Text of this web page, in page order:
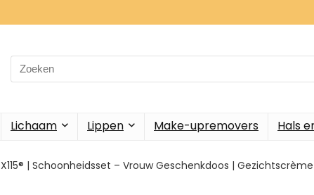
Search
for:
Lichaam Lippen Make-upremovers Hals
X115® | Schoonheidsset – Vrouw Geschenkdoos |